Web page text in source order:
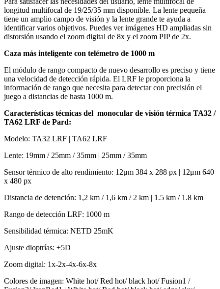
longitud multifocal de 19/25/35 mm disponible. La lente pequeña
tiene un amplio campo de visión y la lente grande te ayuda a
identificar varios objetivos. Puedes ver imágenes HD ampliadas sin
distorsión usando el zoom digital de 8x y el zoom PIP de 2x.
Caza más inteligente con telémetro de 1000 m
El módulo de rango compacto de nuevo desarrollo es preciso y tiene
una velocidad de detección rápida. El LRF le proporciona la
información de rango que necesita para detectar con precisión el
juego a distancias de hasta 1000 m.
Características técnicas del monocular de visión térmica TA32 /
TA62 LRF de Pard:
Modelo: TA32 LRF | TA62 LRF
Lente: 19mm / 25mm / 35mm | 25mm / 35mm
Sensor térmico de alto rendimiento: 12μm 384 x 288 px | 12μm 640
x 480 px
Distancia de detención: 1,2 km / 1,6 km / 2 km | 1.5 km / 1.8 km
Rango de detección LRF: 1000 m
Sensibilidad térmica: NETD 25mK
Ajuste dioptrías: ±5D
Zoom digital: 1x-2x-4x-6x-8x
Colores de imagen: White hot/ Red hot/ black hot/ Fusion1 /